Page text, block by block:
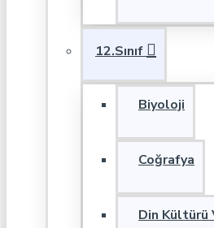
12.Sınıf
Biyoloji
Coğrafya
Din Kültürü